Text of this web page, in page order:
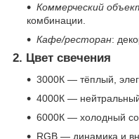
Коммерческий
комбинации.
Кафе/ресторан:
2. Цвет свечения
3000К — тёплый,
4000К —
6000К — холодный
RGB — динамика и